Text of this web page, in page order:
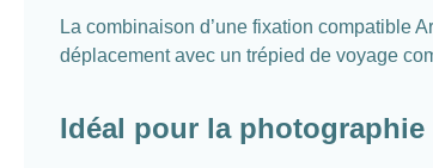
La combinaison d’une fixation compatible
déplacement avec un trépied de voyage
Idéal pour la